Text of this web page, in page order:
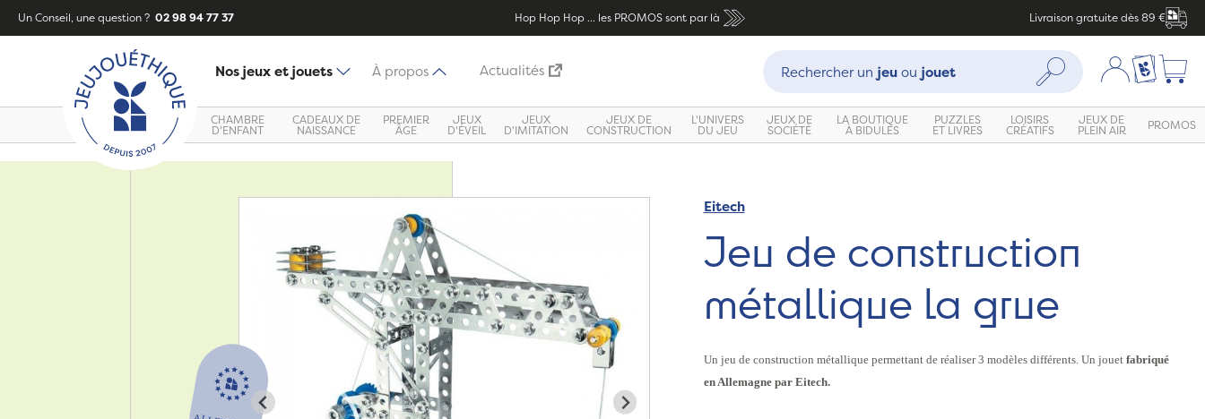
Un Conseil, une question ? 02 98 94 77 37 Hop Hop Hop ... les PROMOS sont par là Livraison gratuite dès 89 €
Nos jeux et jouets À propos Actualités
Recherche :
Rechercher un jeuou jouet Rechercher Mon compte
Ma liste
CHAMBRE
D'ENFANT
CADEAUX DE
NAISSANCE
PREMIER
ÂGE
JEUX
D'ÉVEIL
JEUX
D'IMITATION
JEUX DE
CONSTRUCTION
L'UNIVERS
DU JEU
JEUX DE
SOCIÉTÉ
LA BOUTIQUE
À BIDULES
PUZZLES
ET LIVRES
LOISIRS
CRÉATIFS
JEUX DE
PLEIN AIR PROMOS
Eitech
Jeu de construction
métallique la grue
Un jeu de construction métallique permettant de réaliser 3 modèles différents. Un jouetfabriqué
en Allemagne par Eitech.